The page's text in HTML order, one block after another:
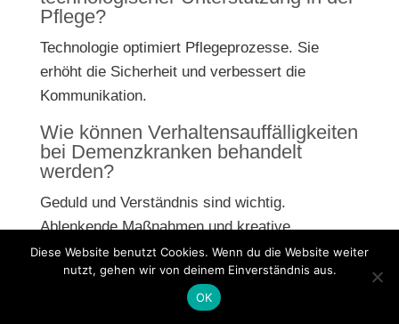
Pflege?
Technologie optimiert Pflegeprozesse. Sie
erhöht die Sicherheit und verbessert die
Kommunikation.
Wie können Verhaltensauffälligkeiten
bei Demenzkranken behandelt
werden?
Geduld und Verständnis sind wichtig.
Ablenkende Maßnahmen und kreative
Therapien helfen.
Was ist der rechtliche Rahmen für
die Betreuung von Demenzkranken?
Diese Website benutzt Cookies. Wenn du die Website weiter
nutzt, gehen wir von deinem Einverständnis aus.
OK